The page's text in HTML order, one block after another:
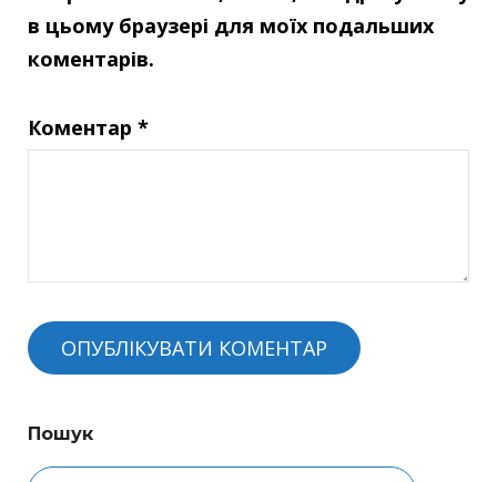
в цьому браузері для моїх подальших
коментарів.
Коментар *
Пошук